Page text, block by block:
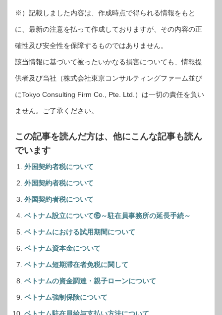
※）記載しました内容は、作成時点で得られる情報をもと
に、最新の注意を払って作成しておりますが、その内容の正
確性及び安全性を保障するものではありません。
該当情報に基づいて被ったいかなる損害についても、情報提
供者及び当社（株式会社東京コンサルティングファーム並び
にTokyo Consulting Firm Co., Pte. Ltd.）は一切の責任を負い
ません。ご了承ください。
この記事を読んだ方は、他にこんな記事も読ん
でいます
外国契約者税について
外国契約者税について
外国契約者税について
ベトナム設立について⑯～駐在員事務所の延長手続～
ベトナムにおける試用期間について
ベトナム資本金について
ベトナム短期滞在者免税に関して
ベトナムの資金調達・親子ローンについて
ベトナム強制保険について